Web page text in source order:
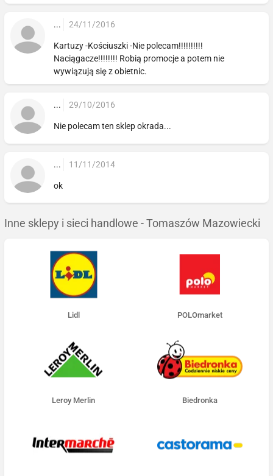
... 24/11/2016
Kartuzy -Kościuszki -Nie polecam!!!!!!!!!!
Naciągacze!!!!!!!! Robią promocje a potem nie
wywiązują się z obietnic.
... 29/10/2016
Nie polecam ten sklep okrada...
... 11/11/2014
ok
Inne sklepy i sieci handlowe - Tomaszów Mazowiecki
Lidl POLOmarket
Leroy Merlin Biedronka